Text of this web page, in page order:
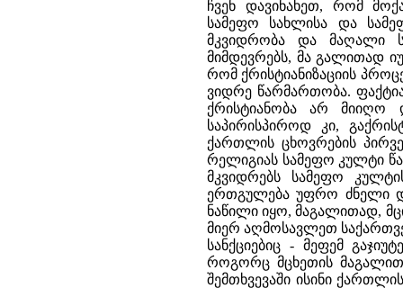
ჩვენ დავინახეთ, რომ
სამეფო სახლისა და
მკვიდრობა და მაღალი
მიმდევრებს, მა გალითად
რომ ქრისტიანიზაციის
ვიდრე წარმართობა.
ქრისტიანობა არ მიიღო
საპირისპიროდ კი,
ქართლის ცხოვრების
რელიგიას სამეფო კულტი
მკვიდრებს სამეფო
ერთგულება უფრო ძნელი
ნაწილი იყო, მაგალითად,
მიერ აღმოსავლეთ
სანქციებიც - მეფემ
როგორც მცხეთის
შემთხვევაში ისინი